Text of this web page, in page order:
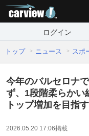
ログイン
トップ ニュース スポ
今年のバルセロナ
ず、1段階柔らかい
トップ増加を目指す
2026.05.20 17:06掲載